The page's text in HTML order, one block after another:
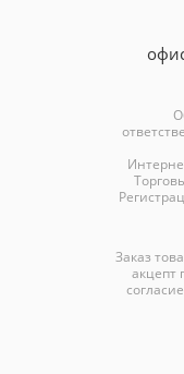
Заказ
акцепт